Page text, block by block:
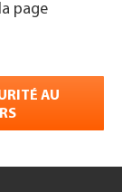
page
AU